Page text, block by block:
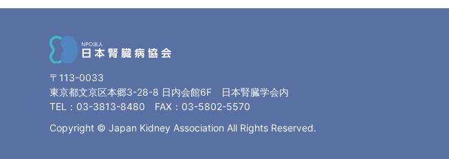
〒113-0033
東京都文京区本郷3-28-8 日内会館6F 日本腎臓学会内
TEL：03-3813-8480 FAX：03-5802-5570
Copyright © Japan Kidney Association All Rights Reserved.